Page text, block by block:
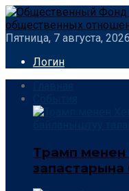
Пятница, 7 августа, 2026
Логин
Трамп менен